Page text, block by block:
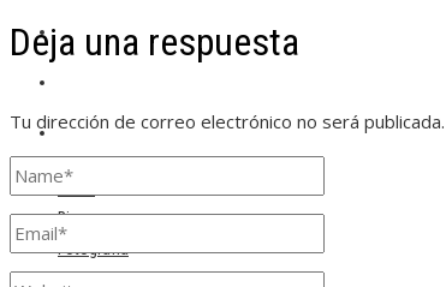
BIO
CONTACTO
Inicio
Bio
Fotografía
Contacto
Deja una respuesta
Tu dirección de correo electrónico no será publicada.